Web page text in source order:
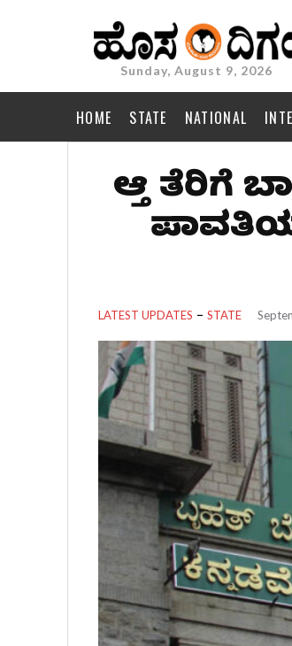
Sunday, August 9, 2026
HOME STATE NATIONAL
ಆಸ್ತಿ ತೆರಿಗೆ
LATEST UPDATES STATE